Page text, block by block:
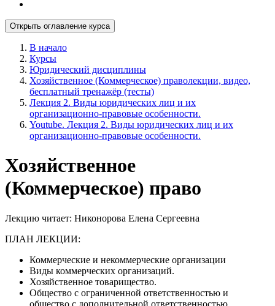
Открыть оглавление курса
В начало
Курсы
Юридический дисциплины
Хозяйственное (Коммерческое) праволекции, видео,
бесплатный тренажёр (тесты)
Лекция 2. Виды юридических лиц и их
организационно-правовые особенности.
Youtube. Лекция 2. Виды юридических лиц и их
организационно-правовые особенности.
Хозяйственное
(Коммерческое) право
Лекцию читает: Никонорова Елена Сергеевна
ПЛАН ЛЕКЦИИ:
Коммерческие и некоммерческие организации
Виды коммерческих организаций.
Хозяйственное товарищество.
Общество с ограниченной ответственностью и
общество с дополнительной ответственностью.